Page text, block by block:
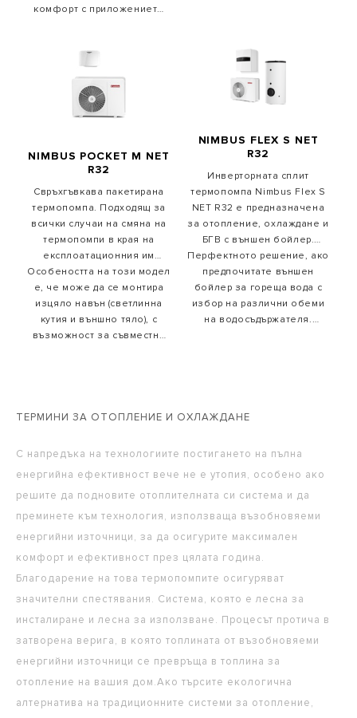
комфорт с приложението
комфорт с приложението
Ariston NET.
NIMBUS POCKET M NET
R32
Свръхгъвкава пакетирана
термопомпа. Подходящ за
всички случаи на смяна на
термопомпи в края на
експлоатационния им
живот. Свързването на
външното тяло се
осъществява с проста
хидравлична връзка.
Доставя се стандартно със
Особеността на този модел
е, че може да се монтира
изцяло навън (светлинна
кутия и външно тяло), с
възможност за съвместна
NIMBUS FLEX S NET
R32
Инверторната сплит
термопомпа Nimbus Flex S
NET R32 е предназначена
за отопление, охлаждане и
БГВ с външен бойлер.
Благодарение на
оптималното управление,
стабилната работа е
гарантирана при всякакви
външни температури.
Перфектното решение, ако
предпочитате външен
бойлер за гореща вода с
избор на различни обеми
на водосъдържателя.
ТЕРМИНИ ЗА ОТОПЛЕНИЕ И ОХЛАЖДАНЕ
С напредъка на технологиите постигането на пълна
енергийна ефективност вече не е утопия, особено ако
решите да подновите отоплителната си система и да
преминете към технология, използваща възобновяеми
енергийни източници, за да осигурите максимален
комфорт и ефективност през цялата година.
Благодарение на това термопомпите осигуряват
значителни спестявания. Система, която е лесна за
инсталиране и лесна за използване. Процесът протича в
затворена верига, в която топлината от възобновяеми
енергийни източници се превръща в топлина за
отопление на вашия дом.Ако търсите екологична
алтернатива на традиционните системи за отопление,